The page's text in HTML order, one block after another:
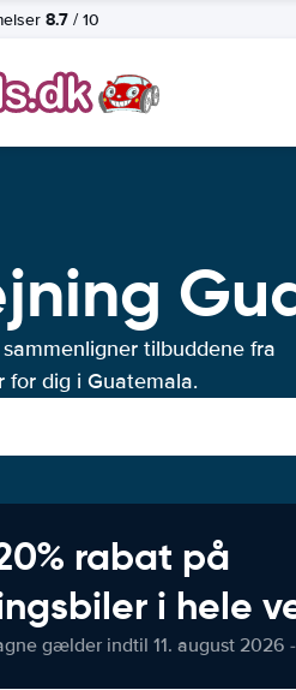
8.7 / 10
tilbuddene fra
for dig i Guatemala.
rabat på
i hele
gælder indtil 11. august 2026